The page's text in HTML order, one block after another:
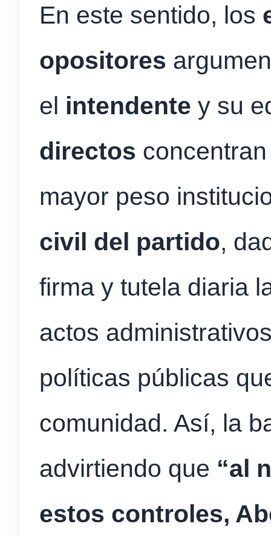
En este sentido, los
opositores
el intendente y su
directos
mayor peso
civil del partido,
firma y tutela diaria
actos
políticas públicas
comunidad. Así, la
advirtiendo que “al
estos controles,